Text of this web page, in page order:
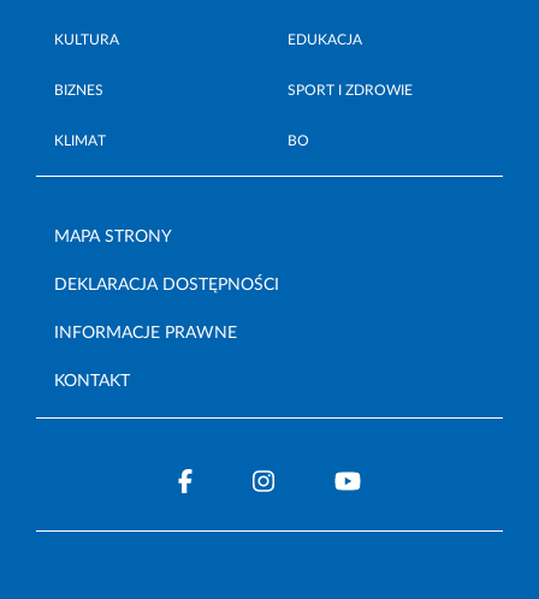
KULTURA EDUKACJA
BIZNES SPORT I ZDROWIE
KLIMAT BO
MAPA STRONY
DEKLARACJA DOSTĘPNOŚCI
INFORMACJE PRAWNE
KONTAKT